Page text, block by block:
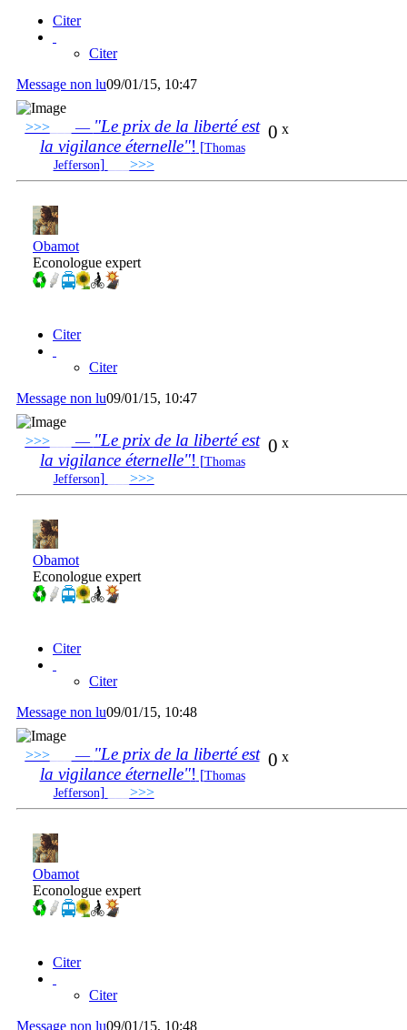
Citer
Citer
Message non lu09/01/15, 10:47
0 x
>>>___ — "Le prix de la liberté est
la vigilance éternelle"! [Thomas
Jefferson] >>>______________________________
Obamot
Econologue expert
Citer
Citer
Message non lu09/01/15, 10:47
0 x
>>>___ — "Le prix de la liberté est
la vigilance éternelle"! [Thomas
Jefferson] >>>______________________________
Obamot
Econologue expert
Citer
Citer
Message non lu09/01/15, 10:48
0 x
>>>___ — "Le prix de la liberté est
la vigilance éternelle"! [Thomas
Jefferson] >>>______________________________
Obamot
Econologue expert
Citer
Citer
Message non lu09/01/15, 10:48